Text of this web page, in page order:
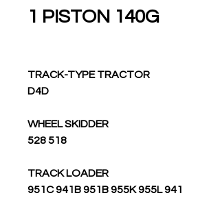
1 PISTON 140G
TRACK-TYPE TRACTOR
D4D
WHEEL SKIDDER
518 528
TRACK LOADER
951C 941B 951B 955K 955L 941